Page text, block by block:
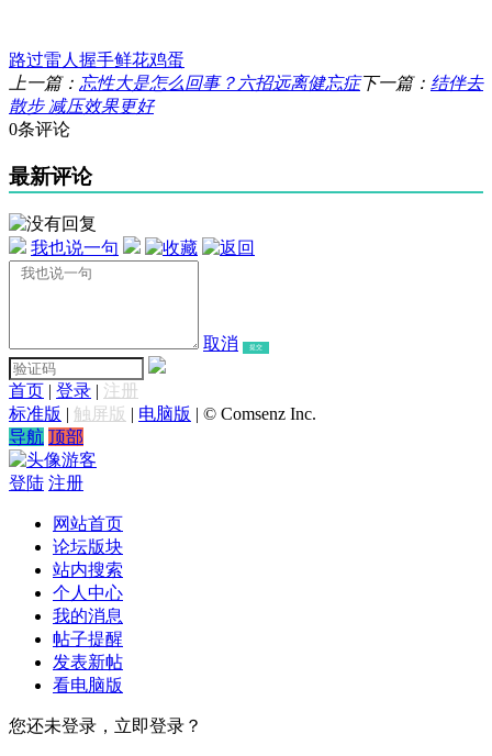
路过雷人 握手鲜花鸡蛋
上一篇： 忘性大是怎么回事？六招远离健忘症下一篇： 结伴去
散步 减压效果更好
0条评论
最新评论
我也说一句
取消 提交
首页 | 登录 | 注册
标准版 | 触屏版 | 电脑版 | © Comsenz Inc.
导航 顶部
游客
登陆 注册
网站首页
论坛版块
站内搜索
个人中心
我的消息
帖子提醒
发表新帖
看电脑版
您还未登录，立即登录？